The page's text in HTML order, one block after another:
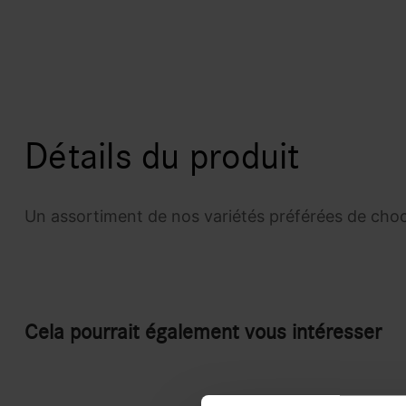
Détails du produit
Un assortiment de nos variétés préférées de
Cela pourrait également vous intéresser